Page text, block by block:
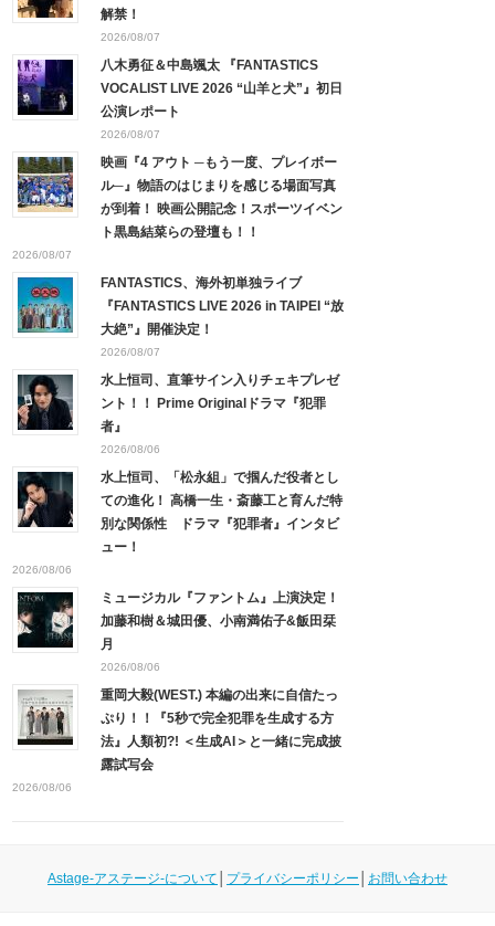
解禁！
2026/08/07
八木勇征＆中島颯太 『FANTASTICS
VOCALIST LIVE 2026 “山羊と犬”』初日
公演レポート
2026/08/07
映画『4 アウト ─もう一度、プレイボー
ル─』物語のはじまりを感じる場面写真
が到着！ 映画公開記念！スポーツイベン
ト黒島結菜らの登壇も！！
2026/08/07
FANTASTICS、海外初単独ライブ
『FANTASTICS LIVE 2026 in TAIPEI “放
大絶”』開催決定！
2026/08/07
水上恒司、直筆サイン入りチェキプレゼ
ント！！ Prime Originalドラマ『犯罪
者』
2026/08/06
水上恒司、「松永組」で掴んだ役者とし
ての進化！ 高橋一生・斎藤工と育んだ特
別な関係性 ドラマ『犯罪者』インタビ
ュー！
2026/08/06
ミュージカル『ファントム』上演決定！
加藤和樹＆城田優、小南満佑子&飯田栞
月
2026/08/06
重岡大毅(WEST.) 本編の出来に自信たっ
ぷり！！『5秒で完全犯罪を生成する方
法』人類初?! ＜生成AI＞と一緒に完成披
露試写会
2026/08/06
Astage-アステージ-について プライバシーポリシー お問い合わせ